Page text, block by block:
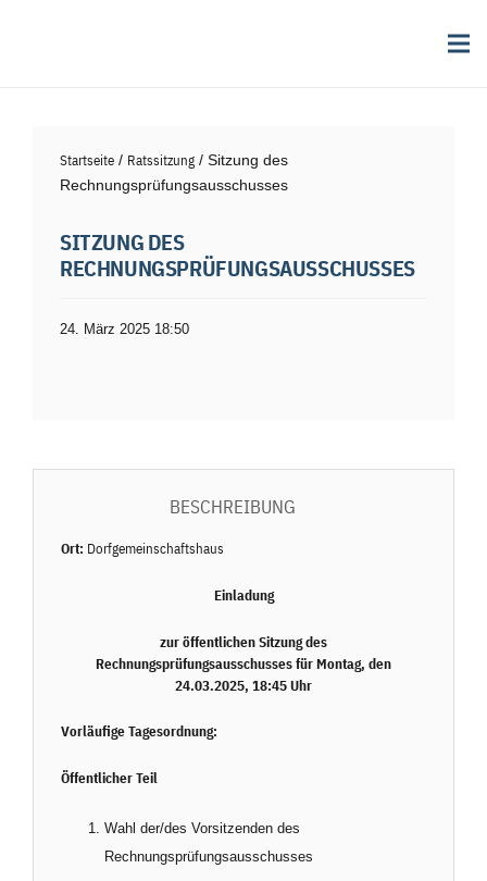
Startseite / Ratssitzung / Sitzung des
Rechnungsprüfungsausschusses
SITZUNG DES
RECHNUNGSPRÜFUNGSAUSSCHUSSES
24. März 2025 18:50
BESCHREIBUNG
Ort: Dorfgemeinschaftshaus
Einladung
zur öffentlichen Sitzung des
Rechnungsprüfungsausschusses für Montag, den
24.03.2025, 18:45 Uhr
Vorläufige Tagesordnung:
Öffentlicher Teil
Wahl der/des Vorsitzenden des
Rechnungsprüfungsausschusses